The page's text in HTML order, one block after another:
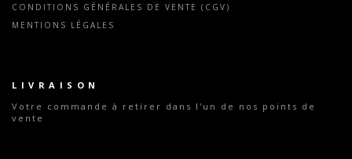
CONDITIONS GÉNÉRALES DE VENTE (CGV)
MENTIONS LÉGALES
LIVRAISON
Votre commande à retirer dans l'un de nos points de
vente